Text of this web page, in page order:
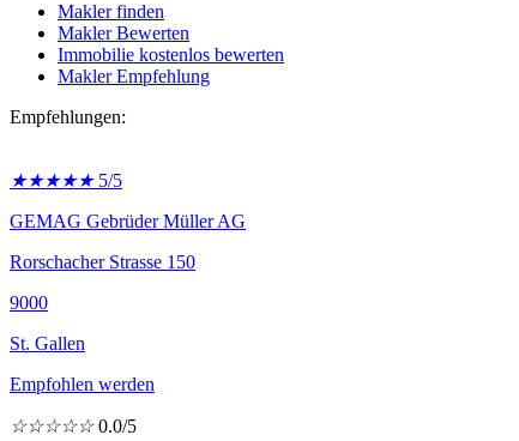
Makler finden
Makler Bewerten
Immobilie kostenlos bewerten
Makler Empfehlung
Empfehlungen:
★★★★★ 5/5
GEMAG Gebrüder Müller AG
Rorschacher Strasse 150
9000
St. Gallen
Empfohlen werden
☆☆☆☆☆ 0.0/5